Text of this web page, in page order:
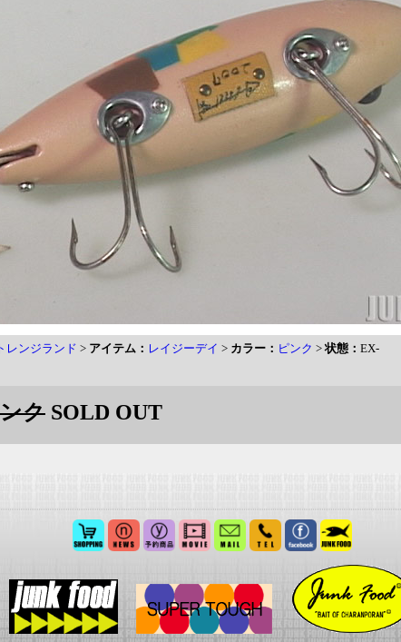
レンジランド > アイテム： レイジーデイ > カラー： ピンク >状態： EX-
ク SOLD OUT